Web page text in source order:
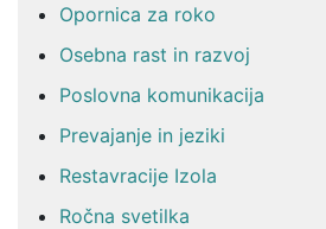
Opornica za roko
Osebna rast in razvoj
Poslovna komunikacija
Prevajanje in jeziki
Restavracije Izola
Ročna svetilka